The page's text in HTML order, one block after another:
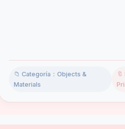
📁 Categoría：Objects &
Materials
🔖